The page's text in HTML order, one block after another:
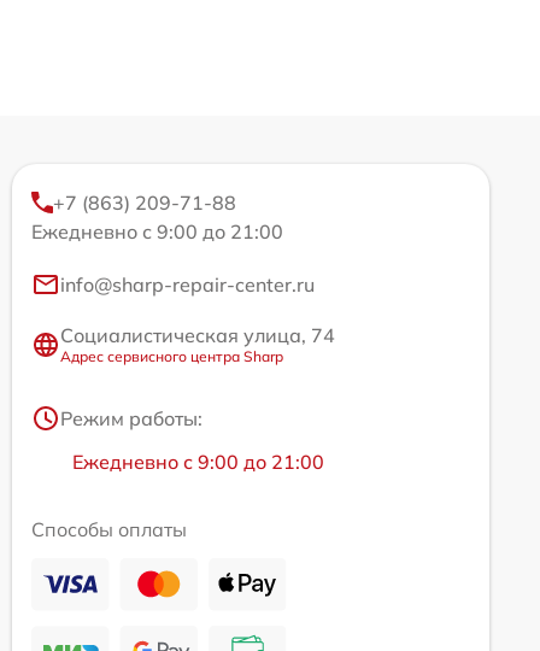
+7 (863) 209-71-88
Ежедневно с 9:00 до 21:00
info@sharp-repair-center.ru
Социалистическая улица, 74
Адрес сервисного центра Sharp
Режим работы:
Ежедневно с 9:00 до 21:00
Способы оплаты